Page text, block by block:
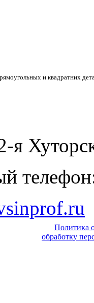
и квадратних
я
Политика
обработку